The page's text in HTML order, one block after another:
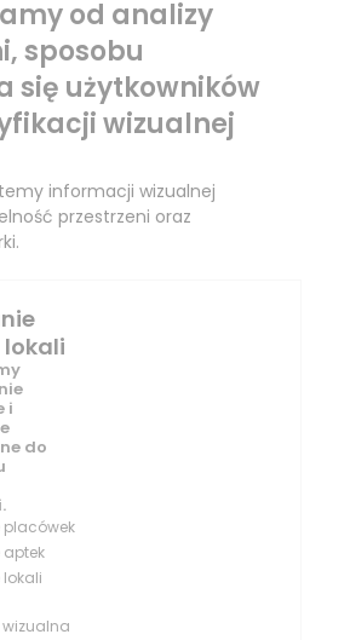
od analizy
sposobu
się użytkowników
wizualnej
informacji wizualnej
przestrzeni oraz
lokali
i
do
placówek
aptek